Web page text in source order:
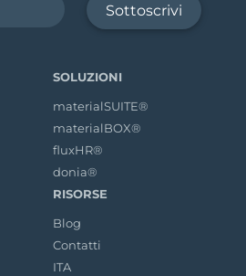
Sottoscrivi
SOLUZIONI
materialSUITE®
materialBOX®
fluxHR®
donia®
RISORSE
Blog
Contatti
ITA